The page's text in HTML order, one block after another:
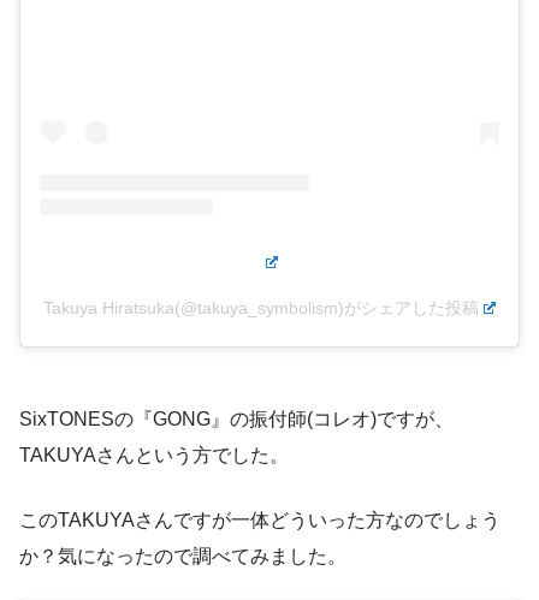
Takuya Hiratsuka(@takuya_symbolism)がシェアした投稿
SixTONESの『GONG』の振付師(コレオ)ですが、
TAKUYAさんという方でした。
このTAKUYAさんですが一体どういった方なのでしょう
か？気になったので調べてみました。